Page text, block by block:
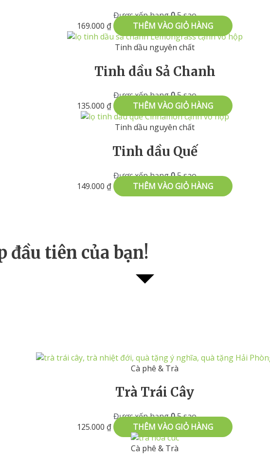
Được xếp hạng05 sao
169.000 ₫
THÊM VÀO GIỎ HÀNG
Tinh dầu nguyên chất
Tinh dầu Sả Chanh
Được xếp hạng05 sao
135.000 ₫
THÊM VÀO GIỎ HÀNG
Tinh dầu nguyên chất
Tinh dầu Quế
Được xếp hạng05 sao
149.000 ₫ THÊM VÀO GIỎ HÀNG
đầu tiên của bạn!
Cà phê & Trà
Trà Trái Cây
Được xếp hạng05 sao
125.000 ₫
THÊM VÀO GIỎ HÀNG
Cà phê & Trà